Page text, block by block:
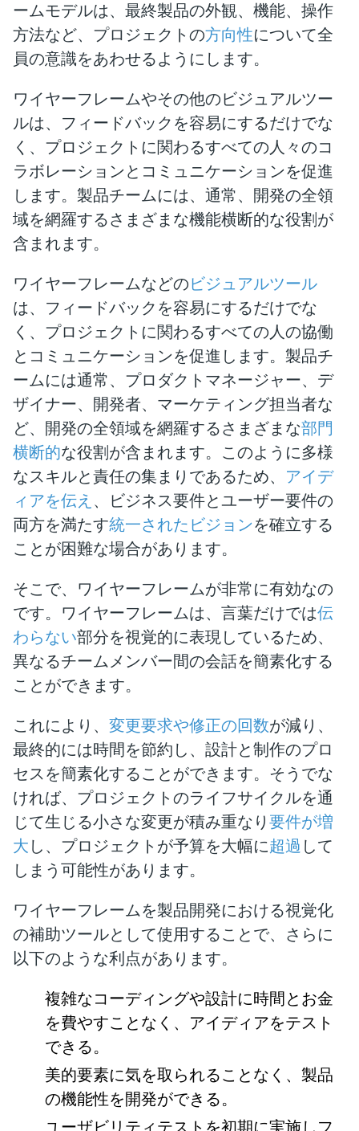
ームモデルは、最終製品の外観、機能、操作
方法など、プロジェクトの方向性について全
員の意識をあわせるようにします。
ワイヤーフレームやその他のビジュアルツー
ルは、フィードバックを容易にするだけでな
く、プロジェクトに関わるすべての人々のコ
ラボレーションとコミュニケーションを促進
します。製品チームには、通常、開発の全領
域を網羅するさまざまな機能横断的な役割が
含まれます。
ワイヤーフレームなどのビジュアルツール
は、フィードバックを容易にするだけでな
く、プロジェクトに関わるすべての人の協働
とコミュニケーションを促進します。製品チ
ームには通常、プロダクトマネージャー、デ
ザイナー、開発者、マーケティング担当者な
ど、開発の全領域を網羅するさまざまな部門
横断的な役割が含まれます。このように多様
なスキルと責任の集まりであるため、 アイデ
ィアを伝え 、ビジネス要件とユーザー要件の
両方を満たす統一されたビジョンを確立する
ことが困難な場合があります。
そこで、ワイヤーフレームが非常に有効なの
です。ワイヤーフレームは、言葉だけでは伝
わらない部分を視覚的に表現しているため、
異なるチームメンバー間の会話を簡素化する
ことができます。
これにより、 変更要求や修正の回数が減り、
最終的には時間を節約し、設計と制作のプロ
セスを簡素化することができます。そうでな
ければ、プロジェクトのライフサイクルを通
じて生じる小さな変更が積み重なり 要件が増
大 し、プロジェクトが予算を大幅に超過 して
しまう可能性があります。
ワイヤーフレームを製品開発における視覚化
の補助ツールとして使用することで、さらに
以下のような利点があります。
複雑なコーディングや設計に時間とお金
を費やすことなく、アイディアをテスト
できる。
美的要素に気を取られることなく、製品
の機能性を開発ができる。
ユーザビリティテストを初期に実施しフ